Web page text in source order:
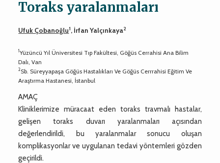
Toraks yaralanmaları
Ufuk Çobanoğlu1, İrfan Yalçınkaya2
1Yüzüncü Yıl Üniversitesi Tıp Fakültesi, Göğüs Cerrahisi Ana Bilim
Dalı, Van
2Sb. Süreyyapaşa Göğüs Hastalıkları Ve Göğüs Cerrrahisi Eğitim Ve
Araştırma Hastanesi, İstanbul
AMAÇ
Kliniklerimize müracaat eden toraks travmalı hastalar,
gelişen toraks duvarı yaralanmaları açısından
değerlendirildi, bu yaralanmalar sonucu oluşan
komplikasyonlar ve uygulanan tedavi yöntemleri gözden
geçirildi.